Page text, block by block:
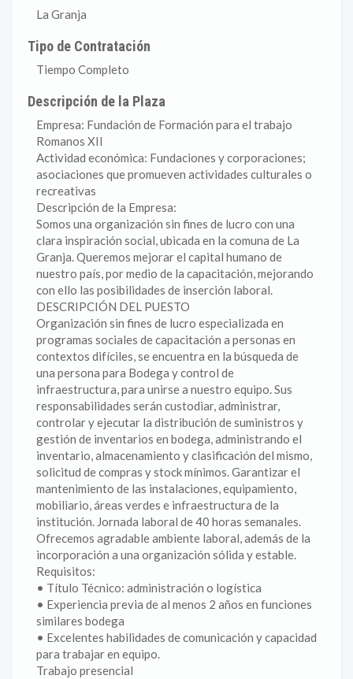
La Granja
Tipo de Contratación
Tiempo Completo
Descripción de la Plaza
Empresa: Fundación de Formación para el trabajo
Romanos XII
Actividad económica: Fundaciones y corporaciones;
asociaciones que promueven actividades culturales o
recreativas
Descripción de la Empresa:
Somos una organización sin fines de lucro con una
clara inspiración social, ubicada en la comuna de La
Granja. Queremos mejorar el capital humano de
nuestro país, por medio de la capacitación, mejorando
con ello las posibilidades de inserción laboral.
DESCRIPCIÓN DEL PUESTO
Organización sin fines de lucro especializada en
programas sociales de capacitación a personas en
contextos difíciles, se encuentra en la búsqueda de
una persona para Bodega y control de
infraestructura, para unirse a nuestro equipo. Sus
responsabilidades serán custodiar, administrar,
controlar y ejecutar la distribución de suministros y
gestión de inventarios en bodega, administrando el
inventario, almacenamiento y clasificación del mismo,
solicitud de compras y stock mínimos. Garantizar el
mantenimiento de las instalaciones, equipamiento,
mobiliario, áreas verdes e infraestructura de la
institución. Jornada laboral de 40 horas semanales.
Ofrecemos agradable ambiente laboral, además de la
incorporación a una organización sólida y estable.
Requisitos:
• Título Técnico: administración o logística
• Experiencia previa de al menos 2 años en funciones
similares bodega
• Excelentes habilidades de comunicación y capacidad
para trabajar en equipo.
Trabajo presencial